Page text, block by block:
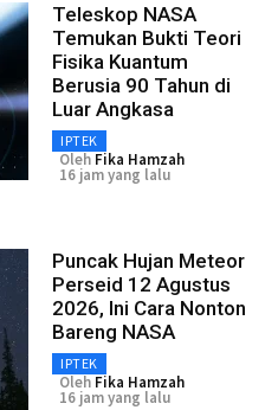
Teleskop NASA
Temukan Bukti Teori
Fisika Kuantum
Berusia 90 Tahun di
Luar Angkasa
IPTEK
Oleh Fika Hamzah
16 jam yang lalu
Puncak Hujan Meteor
Perseid 12 Agustus
2026, Ini Cara Nonton
Bareng NASA
IPTEK
Oleh Fika Hamzah
16 jam yang lalu